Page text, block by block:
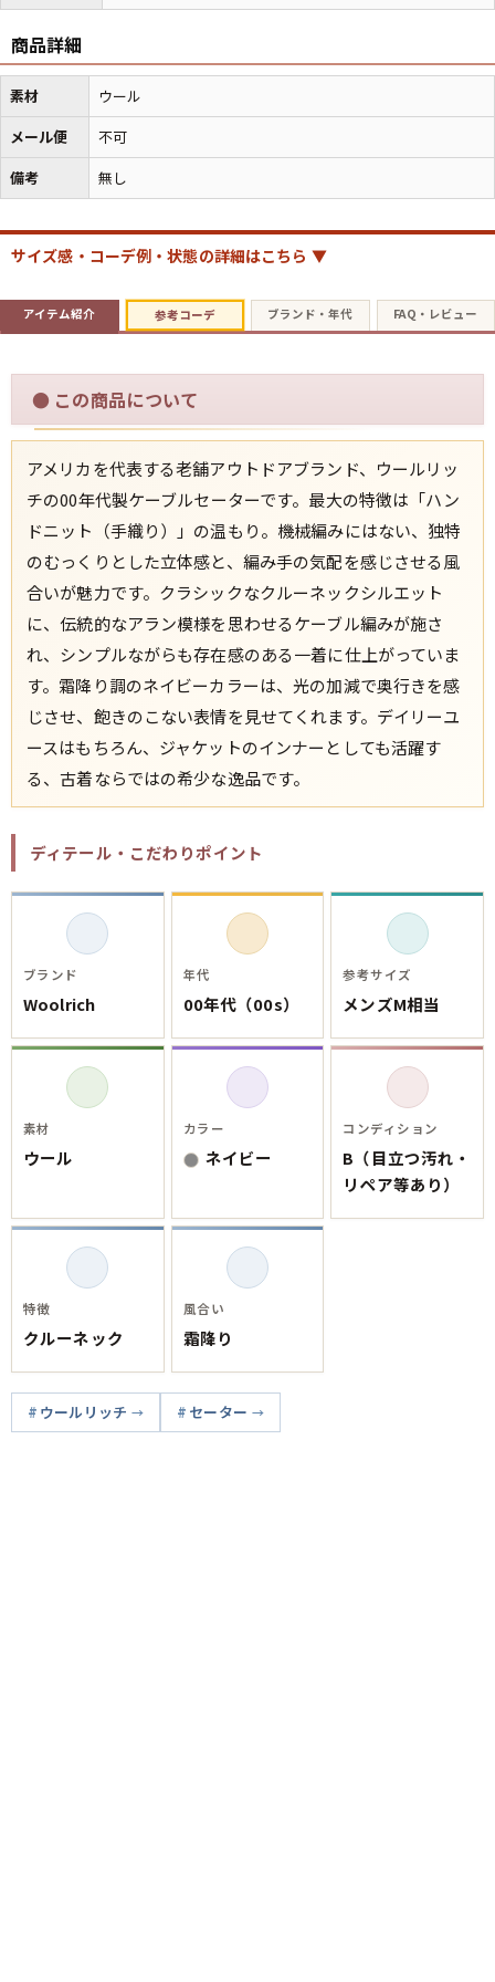
商品詳細
素材
ウール
メール便
不可
備考
無し
サイズ感・コーデ例・状態の詳細はこちら ▼
アイテム紹介 参考コーデ ブランド・年代 FAQ・レビュー
● この商品について
アメリカを代表する老舗アウトドアブランド、ウールリッ
チの00年代製ケーブルセーターです。最大の特徴は「ハン
ドニット（手織り）」の温もり。機械編みにはない、独特
のむっくりとした立体感と、編み手の気配を感じさせる風
合いが魅力です。クラシックなクルーネックシルエット
に、伝統的なアラン模様を思わせるケーブル編みが施さ
れ、シンプルながらも存在感のある一着に仕上がっていま
す。霜降り調のネイビーカラーは、光の加減で奥行きを感
じさせ、飽きのこない表情を見せてくれます。デイリーユ
ースはもちろん、ジャケットのインナーとしても活躍す
る、古着ならではの希少な逸品です。
ディテール・こだわりポイント
ブランド
Woolrich
年代
00年代（00s）
参考サイズ
メンズM相当
素材
ウール
カラー
ネイビー
コンディション
B（目立つ汚れ・
リペア等あり）
特徴
クルーネック
風合い
霜降り
ウールリッチ セーター